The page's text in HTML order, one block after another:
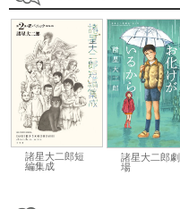
諸星大二郎短
編集成
諸星大二郎劇
場